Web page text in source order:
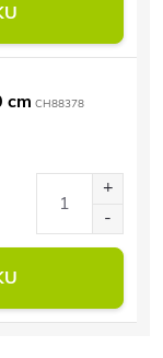
cm CH88378